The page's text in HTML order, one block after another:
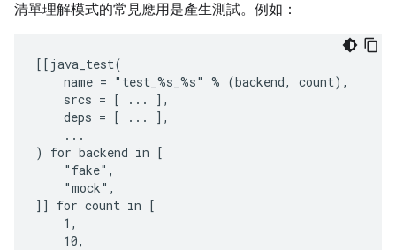
清單理解模式的常見應用是產生測試。例如：
[[java_test(
    name = "test_%s_%s" % (backend, count),
    srcs = [ ... ],
    deps = [ ... ],
    ...
) for backend in [
    "fake",
    "mock",
]] for count in [
    1,
    10,